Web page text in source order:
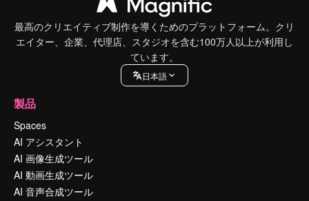
最高のクリエイティブ制作を導くためのプラットフォーム。クリ
エイター、企業、代理店、スタジオを含む100万人以上が利用し
ています。
日本語
製品
Spaces
AI アシスタント
AI 画像生成ツール
AI 動画生成ツール
AI 音声合成ツール